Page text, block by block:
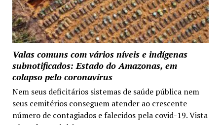
Valas comuns com vários níveis e indígenas
subnotificados: Estado do Amazonas, em
colapso pelo coronavírus
Nem seus deficitários sistemas de saúde pública nem
seus cemitérios conseguem atender ao crescente
número de contagiados e falecidos pela covid-19. Vista